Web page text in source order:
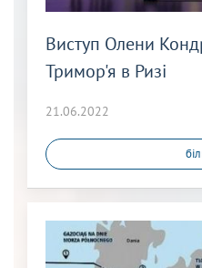
Виступ Олени
Тримор'я в Ризі
21.06.2022